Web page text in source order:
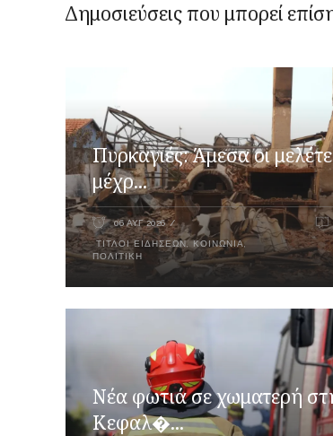
Δημοσιεύσεις που μπορεί
Πυρκαγιές: Άμεσα οι
μέχρ...
06 ΑΥΓ 2026
ΤΊΤΛΟΙ ΕΙΔΉΣΕΩΝ,ΚΟΙΝΩΝΙΑ,
ΠΟΛΙΤΙΚΉ
Νέα φωτιά σε χωματερή
Κεφαλ�...